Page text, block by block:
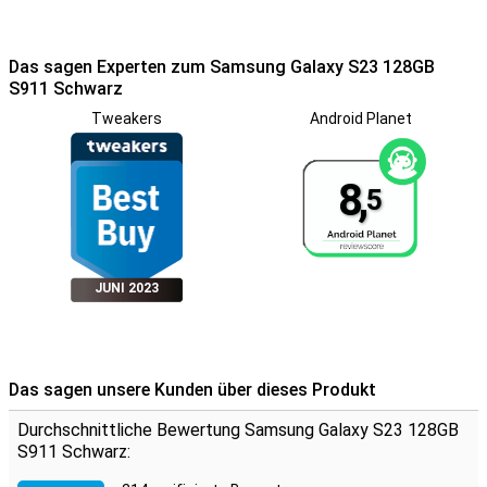
Verbesserter Nachtmodus
jeder Tageszeit scharfe Fotos machen – auch bei Nacht. Dank
Nightography und dem
AI Image Enhancer
werden Nachtaufnahmen
klarer, kontrastreicher und farbintensiver. Egal ob Fotos oder
Spitzenleistung durch schnellen Chip
Im Inneren des Galaxy S23 steckt der leistungsstarke Qualcomm
Snapdragon 8 Gen 2. Egal, ob Du Serien streamst oder
anspruchsvolle Spiele spielst – das S23 bewältigt alles mühelos.
120 Hz bietet lebendige Farben und flüssige Bewegungen. Dank Eye
Comfort Shield werden Deine Augen beim Scrollen geschont, auch
bei Dunkelheit. Wenn Du ein größeres Display bevorzugst, könnte
das Galaxy S23+ oder das Galaxy S23 Ultra die richtige Wahl für
Dich sein.
Das sagen Experten zum Samsung Galaxy S23 128GB
S911 Schwarz
Tweakers
JUNI 2023
Android Planet
8,5
Das sagen unsere Kunden über dieses Produkt
Durchschnittliche Bewertung Samsung Galaxy S23 128GB
S911 Schwarz: